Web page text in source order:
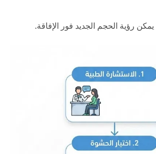
يمكن رؤية الحجم الجديد فور الإفاقة.